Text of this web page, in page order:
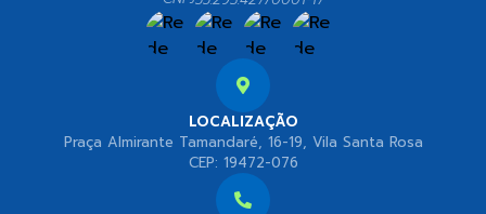
LOCALIZAÇÃO
Praça Almirante Tamandaré, 16-19, Vila Santa Rosa
CEP: 19472-076